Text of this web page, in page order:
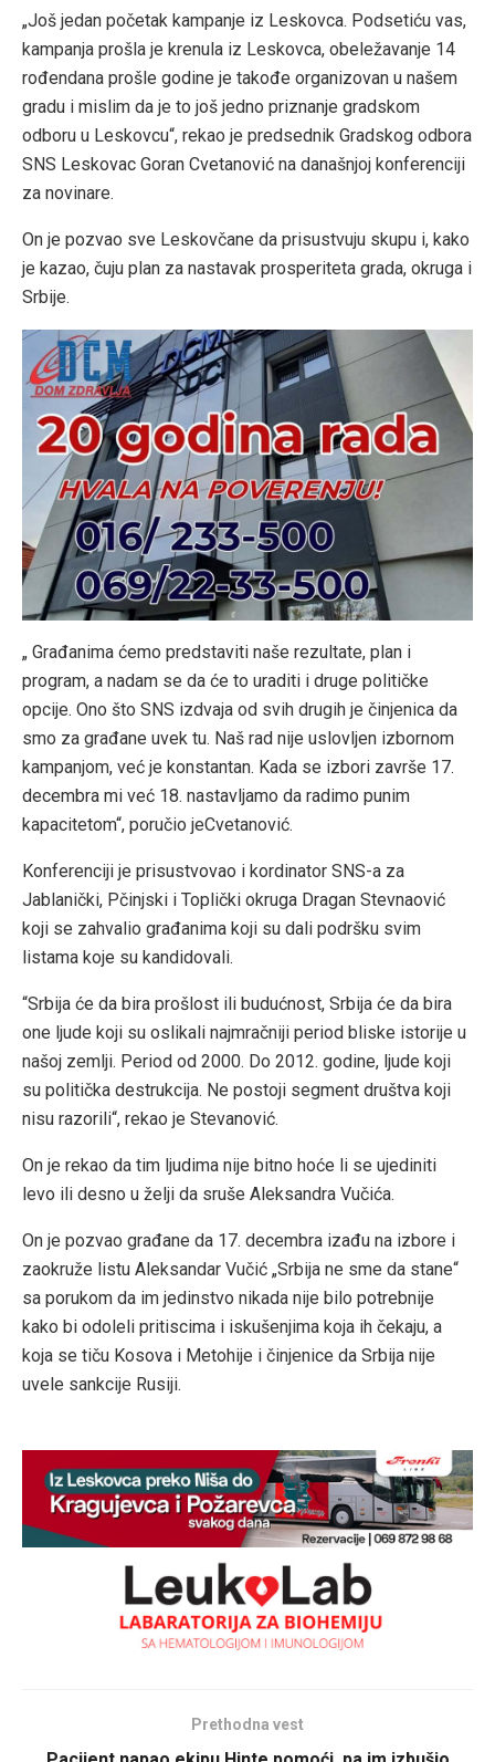
„Još jedan početak kampanje iz Leskovca. Podsetiću vas,
kampanja prošla je krenula iz Leskovca, obeležavanje 14
rođendana prošle godine je takođe organizovan u našem
gradu i mislim da je to još jedno priznanje gradskom
odboru u Leskovcu“, rekao je predsednik Gradskog odbora
SNS Leskovac Goran Cvetanović na današnjoj konferenciji
za novinare.
On je pozvao sve Leskovčane da prisustvuju skupu i, kako
je kazao, čuju plan za nastavak prosperiteta grada, okruga i
Srbije.
„ Građanima ćemo predstaviti naše rezultate, plan i
program, a nadam se da će to uraditi i druge političke
opcije. Ono što SNS izdvaja od svih drugih je činjenica da
smo za građane uvek tu. Naš rad nije uslovljen izbornom
kampanjom, već je konstantan. Kada se izbori završe 17.
decembra mi već 18. nastavljamo da radimo punim
kapacitetom“, poručio jeCvetanović.
Konferenciji je prisustvovao i kordinator SNS-a za
Jablanički, Pčinjski i Toplički okruga Dragan Stevnaović
koji se zahvalio građanima koji su dali podršku svim
listama koje su kandidovali.
“Srbija će da bira prošlost ili budućnost, Srbija će da bira
one ljude koji su oslikali najmračniji period bliske istorije u
našoj zemlji. Period od 2000. Do 2012. godine, ljude koji
su politička destrukcija. Ne postoji segment društva koji
nisu razorili“, rekao je Stevanović.
On je rekao da tim ljudima nije bitno hoće li se ujediniti
levo ili desno u želji da sruše Aleksandra Vučića.
On je pozvao građane da 17. decembra izađu na izbore i
zaokruže listu Aleksandar Vučić „Srbija ne sme da stane“
sa porukom da im jedinstvo nikada nije bilo potrebnije
kako bi odoleli pritiscima i iskušenjima koja ih čekaju, a
koja se tiču Kosova i Metohije i činjenice da Srbija nije
uvele sankcije Rusiji.
Prethodna vest